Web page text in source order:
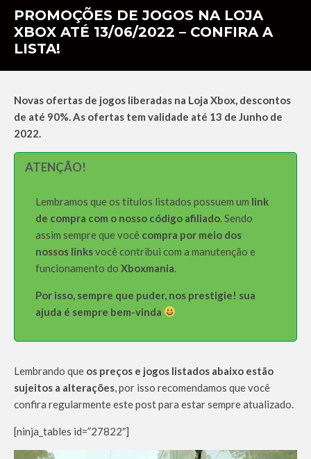
PROMOÇÕES DE JOGOS NA LOJA
XBOX ATÉ 13/06/2022 – CONFIRA A
LISTA!
Novas ofertas de jogos liberadas na Loja Xbox, descontos
de até 90%. As ofertas tem validade até 13 de Junho de
2022.
ATENÇÃO!
Lembramos que os títulos listados possuem um link
de compra com o nosso código afiliado. Sendo
assim sempre que você compra por meio dos
nossos linksvocê contribui com a manutenção e
funcionamento do Xboxmania.
Por isso, sempre que puder, nos prestigie! sua
ajuda é sempre bem-vinda
Lembrando que os preços e jogos listados abaixo estão
sujeitos a alterações, por isso recomendamos que você
confira regularmente este post para estar sempre atualizado.
[ninja_tables id=”27822″]